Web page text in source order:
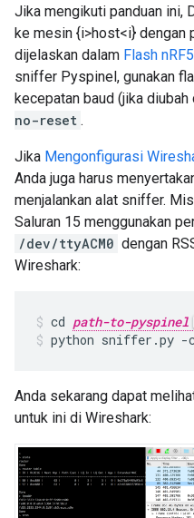
Jika mengikuti panduan ini,
ke mesin {i>host<i} dengan
dijelaskan dalam Flash
sniffer Pyspinel, gunakan
kecepatan baud (jika
no-reset .
Jika Mengonfigurasi
Anda juga harus
menjalankan alat sniffer.
Saluran 15 menggunakan
/dev/ttyACM0 dengan
Wireshark:
cd path-to-pyspinel
python sniffer.py -
Anda sekarang dapat
untuk ini di Wireshark: